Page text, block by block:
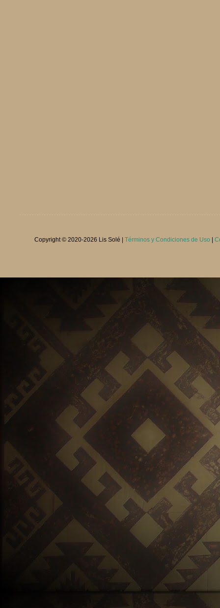
Copyright © 2020-2026 Lis Solé | Términos y Condiciones de Uso |